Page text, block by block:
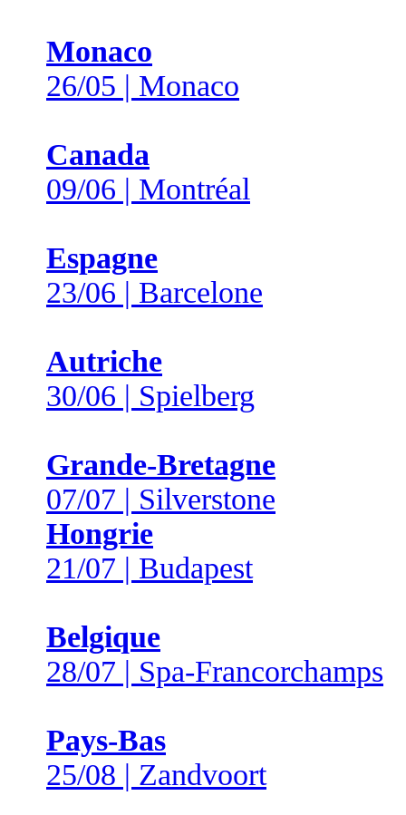
Monaco
26/05 | Monaco
Canada
09/06 | Montréal
Espagne
23/06 | Barcelone
Autriche
30/06 | Spielberg
Grande-Bretagne
07/07 | Silverstone
Hongrie
21/07 | Budapest
Belgique
28/07 | Spa-Francorchamps
Pays-Bas
25/08 | Zandvoort